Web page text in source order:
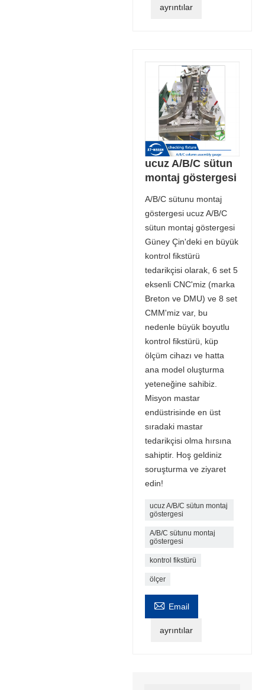
ayrıntılar
ucuz A/B/C sütun
montaj göstergesi
A/B/C sütunu montaj
göstergesi ucuz A/B/C
sütun montaj göstergesi
Güney Çin'deki en büyük
kontrol fikstürü
tedarikçisi olarak, 6 set 5
eksenli CNC'miz (marka
Breton ve DMU) ve 8 set
CMM'miz var, bu
nedenle büyük boyutlu
kontrol fikstürü, küp
ölçüm cihazı ve hatta
ana model oluşturma
yeteneğine sahibiz.
Misyon mastar
endüstrisinde en üst
sıradaki mastar
tedarikçisi olma hırsına
sahiptir. Hoş geldiniz
soruşturma ve ziyaret
edin!
ucuz A/B/C sütun montaj
göstergesi
A/B/C sütunu montaj
göstergesi
kontrol fikstürü
ölçer
 Email
ayrıntılar